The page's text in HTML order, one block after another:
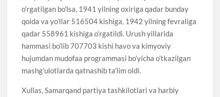
o’rgatilgan bo’lsa, 1941 yilning oxiriga qadar bunday
qoida va yo’llar 516504 kishiga, 1942 yilning fevraliga
qadar 558961 kishiga o’rgatildi. Urush yillarida
hammasi bo’lib 707703 kishi havo va kimyoviy
hujumdan mudofaa programmasi bo’yicha o’tkazilgan
mashg’ulotlarda qatnashib ta’lim oldi.
Xullas, Samarqand partiya tashkilotlari va harbiy